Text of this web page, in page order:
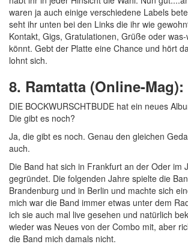
waren ja auch einige verschiedene Labels
seht ihr unten bei den Links die ihr wie
Kontakt, Gigs, Gratulationen, Grüße oder
könnt. Gebt der Platte eine Chance und hört
lohnt sich.
8. Ramtatta (Online-Mag):
DIE BOCKWURSCHTBUDE hat ein neues
Die gibt es noch?
Ja, die gibt es noch. Genau den gleichen
auch.
Die Band hat sich in Frankfurt an der Oder im
gegründet. Die folgenden Jahre spielte die
Brandenburg und in Berlin und machte sich
mich war die Band immer etwas unter dem
ich sie auch mal live gesehen und natürlich
wieder was Neues von der Combo mit, aber
die Band mich damals nicht.